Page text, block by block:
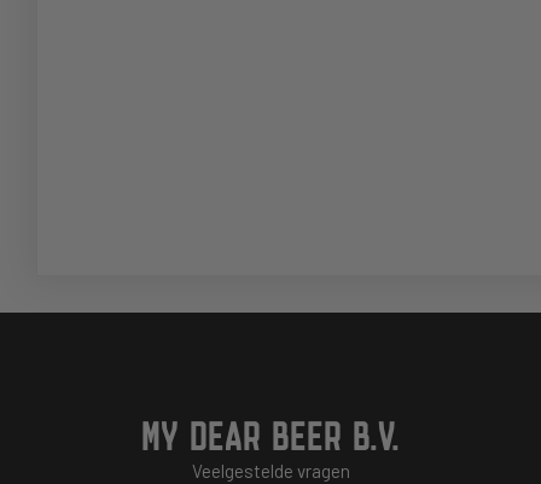
MY DEAR BEER B.V.
Veelgestelde vragen